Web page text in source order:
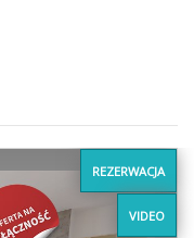
REZERWACJA
VIDEO